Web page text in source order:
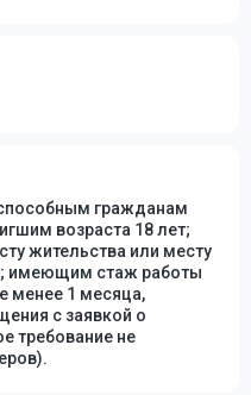
гражданам
возраста 18 лет;
жительства или месту
имеющим стаж работы
менее 1 месяца,
с заявкой о
требование не